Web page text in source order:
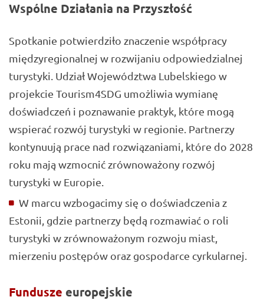
Wspólne Działania na Przyszłość
Spotkanie potwierdziło znaczenie współpracy
międzyregionalnej w rozwijaniu odpowiedzialnej
turystyki. Udział Województwa Lubelskiego w
projekcie Tourism4SDG umożliwia wymianę
doświadczeń i poznawanie praktyk, które mogą
wspierać rozwój turystyki w regionie. Partnerzy
kontynuują prace nad rozwiązaniami, które do 2028
roku mają wzmocnić zrównoważony rozwój
turystyki w Europie.
W marcu wzbogacimy się o doświadczenia z
Estonii, gdzie partnerzy będą rozmawiać o roli
turystyki w zrównoważonym rozwoju miast,
mierzeniu postępów oraz gospodarce cyrkularnej.
Fundusze europejskie